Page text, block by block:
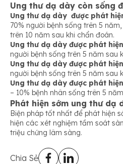
Ung thư dạ dày còn sống
Ung thư dạ dày được phát
70% người bệnh sống trên 5
trên 10 năm sau khi chẩn đoán.
Ung thư dạ dày được phát
người bệnh sống trên 5 năm sau
Ung thư dạ dày được phát
người bệnh sống trên 5 năm sau
Ung thư dạ dày được phát
– 10% bệnh nhân sống trên 5
Phát hiện sớm ung thư dạ
Biện pháp tốt nhất để phát hiện
hiện các xét nghiệm tầm soát
triệu chứng lâm sàng.
Chia Sẻ